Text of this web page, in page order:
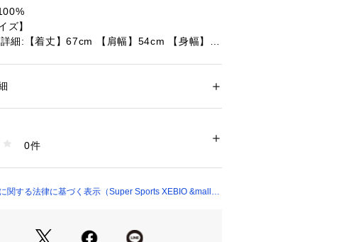
ズ】
細:【着丈】67cm 【肩幅】54cm 【身幅】5
】22cm
詳細:【着丈】70.5cm 【肩幅】55.5cm 【身
【袖丈】21.5cm
の採寸・計量方法により計測を行っておりま
ィース
（ショップ）
0件
関する法律に基づく表示（Super Sports XEBIO &mall